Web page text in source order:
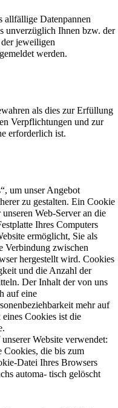
allfällige Datenpannen
unverzüglich Ihnen bzw. der
jeweiligen
werden.
als dies zur Erfüllung
Verpflichtungen und zur
erforderlich ist.
um unser Angebot
zu gestalten. Ein Cookie
Web-Server an die
Ihres Computers
ermöglicht, Sie als
Verbindung zwischen
hergestellt wird. Cookies
und die Anzahl der
Der Inhalt der von uns
auf eine
mehr auf
Cookies ist die
Website verwendet:
Cookies, die bis zum
Datei Ihres Browsers
automa- tisch gelöscht